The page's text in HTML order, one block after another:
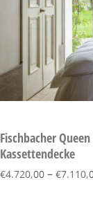
Fischbacher
Kassettendecke
€4.720,00 – €